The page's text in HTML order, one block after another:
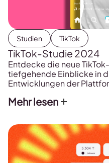
Studien TikTok
TikTok-Studie 2024
Entdecke die neue
tiefgehende Einblicke in
Entwicklungen der
Mehr lesen